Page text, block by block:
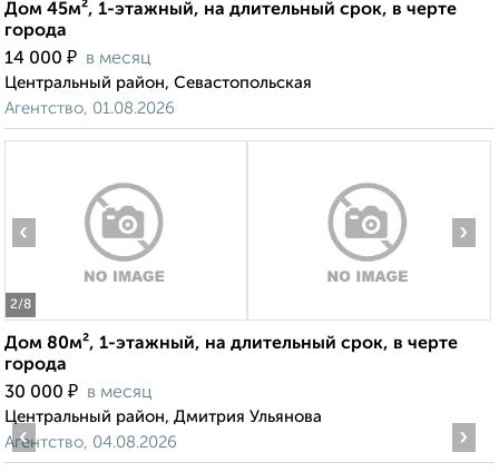
Дом 45м², 1-этажный, на длительный срок, в черте
города
14 000 ₽ в месяц
Центральный район, Севастопольская
Агентство, 01.08.2026
2/8
‹ ›
Дом 80м², 1-этажный, на длительный срок, в черте
города
30 000 ₽ в месяц
Центральный район, Дмитрия Ульянова
Агентство, 04.08.2026
‹ ›